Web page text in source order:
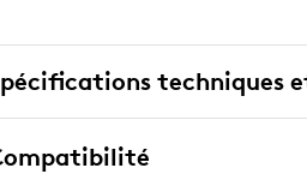
techniques